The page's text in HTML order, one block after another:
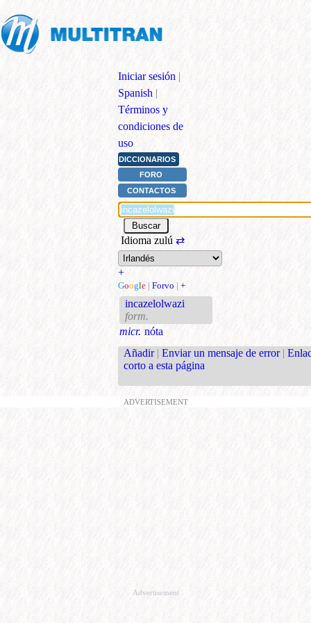
Iniciar sesión |
Spanish |
Términos y
condiciones de
uso
DICCIONARIOS
FORO
CONTACTOS
Idioma zulú ⇄
+
Google | Forvo | +
incazelolwazi
form.
micr. nóta
Añadir | Enviar un mensaje de error |
corto a esta página
ADVERTISEMENT
Advertisement